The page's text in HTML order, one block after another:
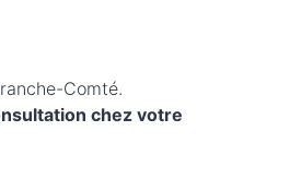
Comté.
chez votre